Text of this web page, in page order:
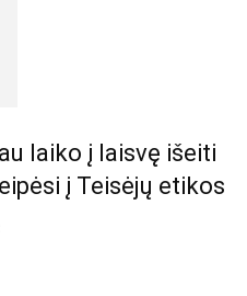
laiko į laisvę išeiti
į Teisėjų etikos